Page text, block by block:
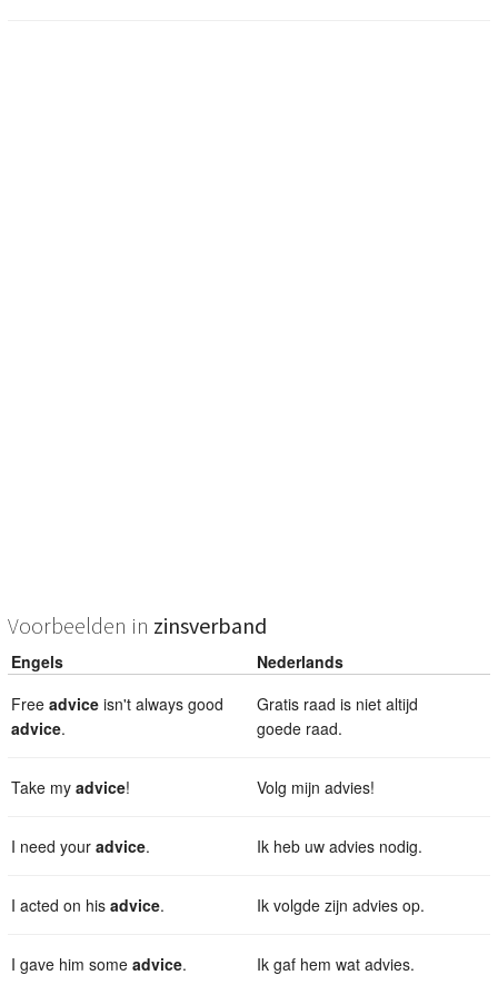
Voorbeelden in zinsverband
Engels
Nederlands
Free advice isn't always good
advice.
Gratis raad is niet altijd
goede raad.
Take my advice! Volg mijn advies!
I need your advice. Ik heb uw advies nodig.
I acted on his advice. Ik volgde zijn advies op.
I gave him some advice. Ik gaf hem wat advies.